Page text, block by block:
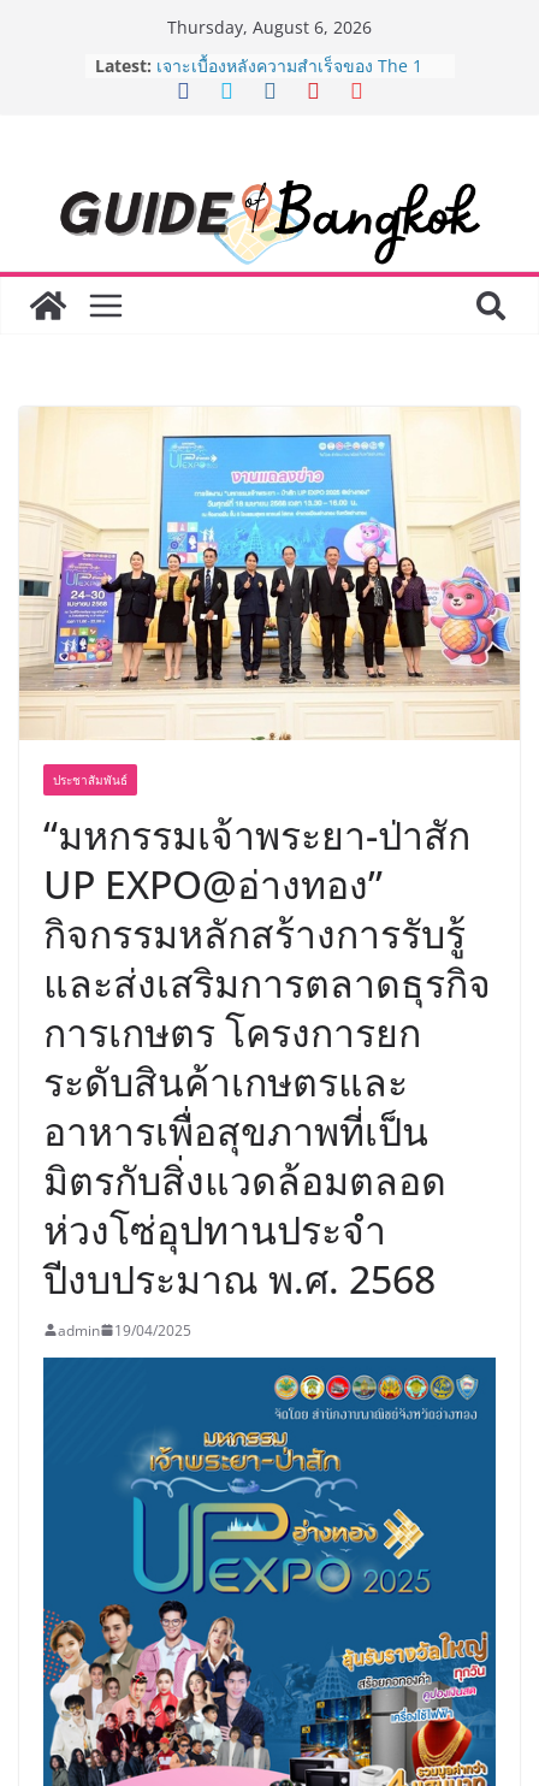
Thursday, August 6, 2026
Latest: เจาะเบื้องหลังความสำเร็จของ The 1
Day 2026 จากแคมเปญสู่ Shopping
จ่าย ผสาน Ecosystem ที่แข็งแกร่งของ
กลุ่มเซ็นทรัล สร้างยอดขายสูงสุดในรอบ
3 ปี
กรมการท่องเที่ยวเดินหน้าสร้าง Green
Coach รุ่นใหม่ ขับเคลื่อนการท่องเที่ยว
ระดับผลิตภัณฑ์ท้องถิ่นสู่ตลาดเชิง
“ตลาดดอกไม้สี่มุมเมือง” ศูนย์รวมดอกไม้
สด ดอกไม้ประดิษฐ์ พวงมาลัย และสังฆ
ภัณฑ์ครบวงจร ขอเชิญเลือกซื้อมาลัย
และของขวัญต้อนรับวันแม่ เปิดให้
บริการทุกวันตลอด 24 ชั่วโมง
ครั้งแรกของไทย ส่งอุปกรณ์วิทยาศาสตร์
“CE-7 MATCH” ฝีมือคนไทย ร่วมภารกิจ
สำรวจดวงจันทร์ 24 สิงหาคมนี้
ประชาสัมพันธ์
“มหกรรมเจ้าพระยา-ป่าสัก
UP EXPO@อ่างทอง”
กิจกรรมหลักสร้างการรับรู้
และส่งเสริมการตลาดธุรกิจ
การเกษตร โครงการยก
ระดับสินค้าเกษตรและ
อาหารเพื่อสุขภาพที่เป็น
มิตรกับสิ่งแวดล้อมตลอด
ห่วงโซ่อุปทานประจำ
ปีงบประมาณ พ.ศ. 2568
admin 19/04/2025